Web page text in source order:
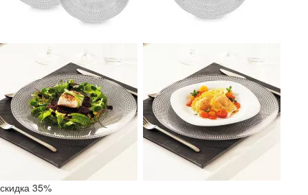
скидка 35%